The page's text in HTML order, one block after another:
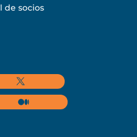
de socios